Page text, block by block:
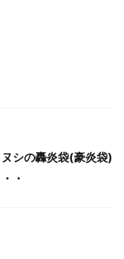
ヌシの轟炎袋(豪炎袋)
・